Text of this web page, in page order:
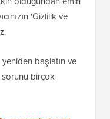
'Gizlilik ve
yeniden başlatın ve
sorunu birçok